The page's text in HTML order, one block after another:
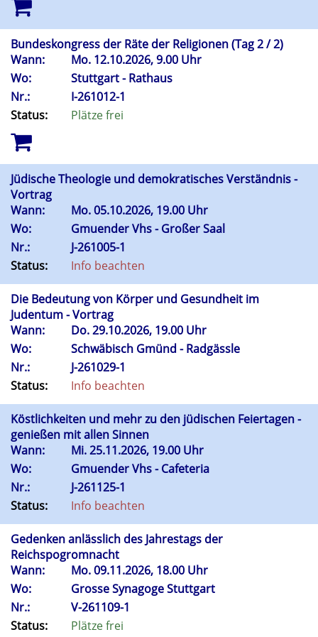
Bundeskongress der Räte der Religionen (Tag 2 / 2)
Wann:
Mo. 12.10.2026, 9.00 Uhr
Wo:
Stuttgart - Rathaus
Nr.:
I-261012-1
Status:
Plätze frei
Jüdische Theologie und demokratisches Verständnis -
Vortrag
Wann:
Mo.05.10.2026, 19.00 Uhr
Wo:
Gmuender Vhs - Großer Saal
Nr.:
J-261005-1
Status:
Info beachten
Die Bedeutung von Körper und Gesundheit im
Judentum - Vortrag
Wann:
Do.29.10.2026, 19.00 Uhr
Wo:
Schwäbisch Gmünd - Radgässle
Nr.:
J-261029-1
Status:
Info beachten
Köstlichkeiten und mehr zu den jüdischen Feiertagen -
genießen mit allen Sinnen
Wann:
Mi.25.11.2026, 19.00 Uhr
Wo:
Gmuender Vhs - Cafeteria
Nr.:
J-261125-1
Status:
Info beachten
Gedenken anlässlich des Jahrestags der
Reichspogromnacht
Wann:
Mo.09.11.2026, 18.00 Uhr
Wo:
Grosse Synagoge Stuttgart
Nr.:
V-261109-1
Status:
Plätze frei